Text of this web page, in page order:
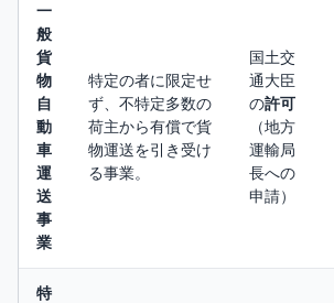
一
般
貨
物
自
動
車
運
送
事
業
特定の者に限定せ
ず、不特定多数の
荷主から有償で貨
物運送を引き受け
る事業。
国土交
通大臣
の許可
（地方
運輸局
長への
申請）
特